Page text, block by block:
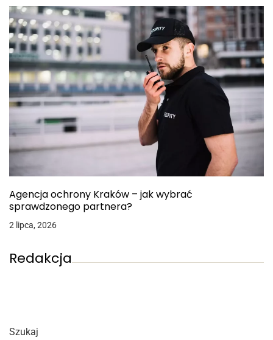
Agencja ochrony Kraków – jak wybrać
sprawdzonego partnera?
2 lipca, 2026
Redakcja
Szukaj